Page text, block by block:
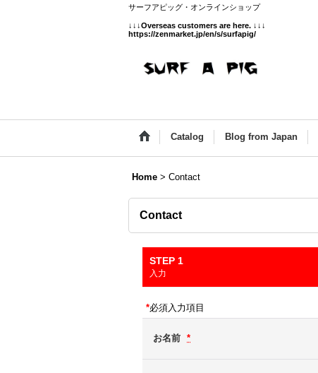
サーフアピッグ・オンラインショップ
↓↓↓Overseas customers are here. ↓↓↓
https://zenmarket.jp/en/s/surfapig/
Catalog Blog from Japan
Home > Contact
Contact
STEP 1
入力
*必須入力項目
お名前 *